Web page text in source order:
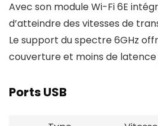
Avec son module Wi-Fi 6E
d’atteindre des vitesses de
Le support du spectre 6GHz
couverture et moins de latence
Ports USB